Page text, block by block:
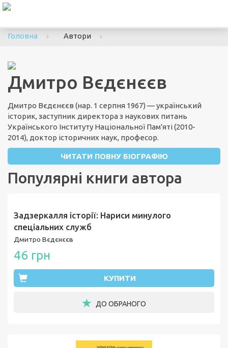
Головна
Автори
Дмитро Вєдєнєєв
Дмитро Вєдєнєєв (нар. 1 серпня 1967) — український
історик, заступник директора з наукових питань
Українського Інституту Національної Пам'яті (2010-
2014), доктор історичних наук, професор.
ЧИТАТИ ПОВНУ БІОГРАФІЮ
Популярні книги автора
Задзеркалля історії: Нариси минулого
спеціальних служб
Дмитро Вєдєнєєв
46 грн
КУПИТИ
ДО ОБРАНОГО